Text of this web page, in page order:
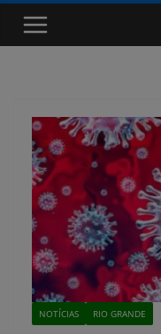
NOTÍCIAS RIO GRANDE